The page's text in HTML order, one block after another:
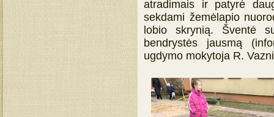
atradimais ir patyrė
sekdami žemėlapio
lobio skrynią. Šventė
bendrystės jausmą
ugdymo mokytoja R.